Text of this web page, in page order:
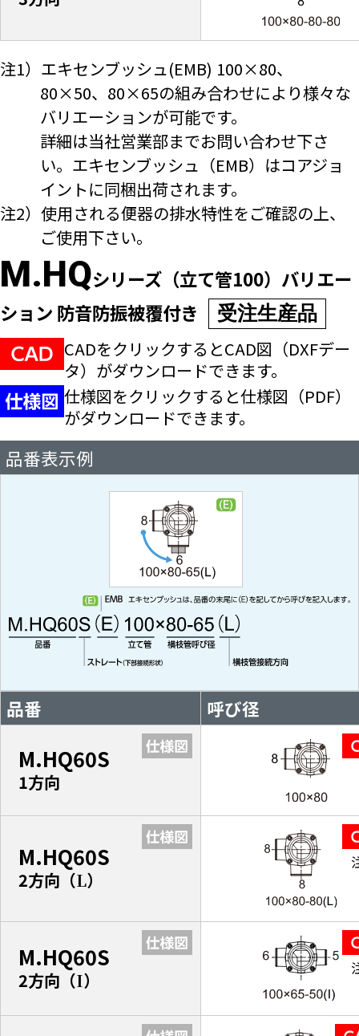
注1）エキセンブッシュ(EMB) 100×80、
80×50、80×65の組み合わせにより様々な
バリエーションが可能です。
詳細は当社営業部までお問い合わせ下さ
い。エキセンブッシュ（EMB）はコアジョ
イントに同梱出荷されます。
注2）使用される便器の排水特性をご確認の上、
ご使用下さい。
M.HQシリーズ（立て管100）バリエー
ション 防音防振被覆付き
受注生産品
CADをクリックするとCAD図（DXFデー
タ）がダウンロードできます。
仕様図をクリックすると仕様図（PDF）
がダウンロードできます。
品番表示例
品番 呼び径
M.HQ60S
1方向
M.HQ60S
2方向（L）
M.HQ60S
2方向（I）